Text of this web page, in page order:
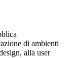
di ambienti
alla user